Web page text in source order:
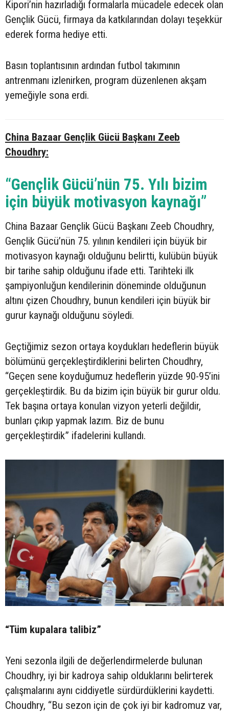
Kipori’nin hazırladığı formalarla mücadele edecek olan
Gençlik Gücü, firmaya da katkılarından dolayı teşekkür
ederek forma hediye etti.
Basın toplantısının ardından futbol takımının
antrenmanı izlenirken, program düzenlenen akşam
yemeğiyle sona erdi.
China Bazaar Gençlik Gücü Başkanı Zeeb
Choudhry:
“Gençlik Gücü’nün 75. Yılı bizim
için büyük motivasyon kaynağı”
China Bazaar Gençlik Gücü Başkanı Zeeb Choudhry,
Gençlik Gücü’nün 75. yılının kendileri için büyük bir
motivasyon kaynağı olduğunu belirtti, kulübün büyük
bir tarihe sahip olduğunu ifade etti. Tarihteki ilk
şampiyonluğun kendilerinin döneminde olduğunun
altını çizen Choudhry, bunun kendileri için büyük bir
gurur kaynağı olduğunu söyledi.
Geçtiğimiz sezon ortaya koydukları hedeflerin büyük
bölümünü gerçekleştirdiklerini belirten Choudhry,
“Geçen sene koyduğumuz hedeflerin yüzde 90-95’ini
gerçekleştirdik. Bu da bizim için büyük bir gurur oldu.
Tek başına ortaya konulan vizyon yeterli değildir,
bunları çıkıp yapmak lazım. Biz de bunu
gerçekleştirdik” ifadelerini kullandı.
“Tüm kupalara talibiz”
Yeni sezonla ilgili de değerlendirmelerde bulunan
Choudhry, iyi bir kadroya sahip olduklarını belirterek
çalışmalarını aynı ciddiyetle sürdürdüklerini kaydetti.
Choudhry, “Bu sezon için de çok iyi bir kadromuz var,